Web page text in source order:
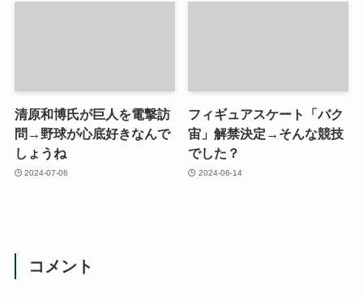
清原和博氏が巨人を電撃訪
問→野球が心底好きなんで
しょうね
2024-07-06
フィギュアスケート「バク
宙」解禁決定→そんな競技
でした？
2024-06-14
コメント